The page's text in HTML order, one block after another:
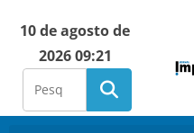
10 de agosto de
2026 09:21